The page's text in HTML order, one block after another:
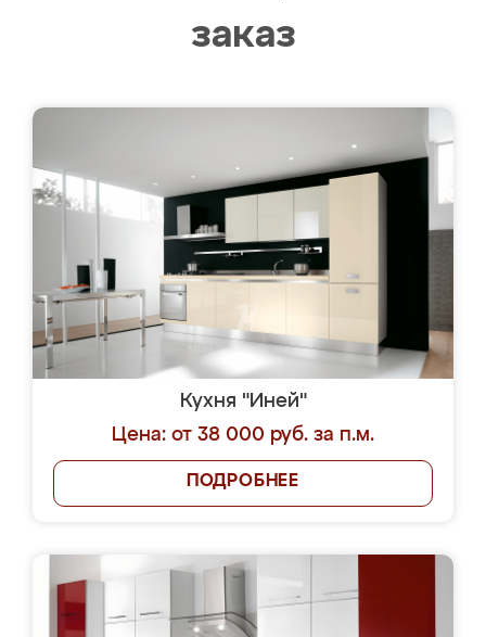
заказ
Кухня "Иней"
Цена: от 38 000 руб. за п.м.
ПОДРОБНЕЕ